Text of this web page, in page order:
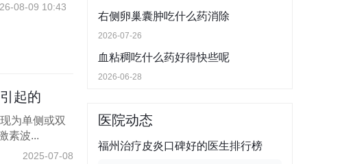
08-09 10:43
起的
为单侧或双
素波...
2025-07-08
右侧卵巢囊肿吃什么药消除
2026-07-26
血粘稠吃什么药好得快些呢
2026-06-28
医院动态
福州治疗皮炎口碑好的医生排行榜